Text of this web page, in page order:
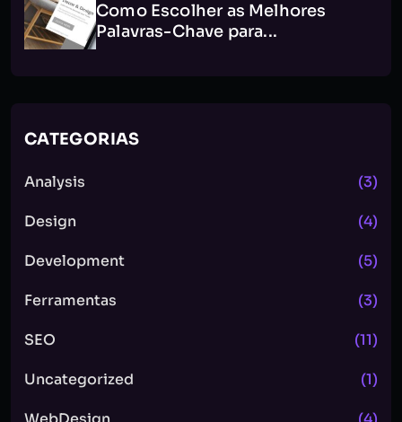
Como Escolher as Melhores
Palavras-Chave para...
CATEGORIAS
Analysis (3)
Design (4)
Development (5)
Ferramentas (3)
SEO (11)
Uncategorized (1)